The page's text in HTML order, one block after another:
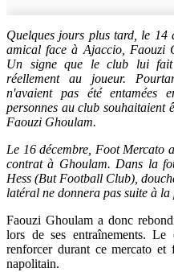
Quelques jours plus tard, le 14
amical face à Ajaccio, Faouzi
Un signe que le club lui fait
réellement au joueur.
n'avaient pas été entamées
personnes au club souhaitaient
Faouzi Ghoulam.
Le 16 décembre, Foot Mercato
contrat à Ghoulam. Dans la
Hess (But Football Club),
latéral ne donnera pas suite à
Faouzi Ghoulam a donc
lors de ses entraînements.
renforcer durant ce mercato
napolitain.